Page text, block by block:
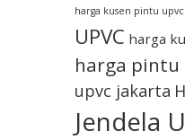
harga kusen pintu upvc
UPVC harga
harga pintu
upvc jakarta
Jendela